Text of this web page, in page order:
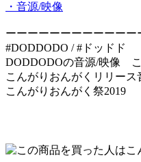
・音源/映像
ーーーーーーーーーーーー
#DODDODO / #ドッドド
DODDODOの音源/映像
こんがりおんがくリリース
こんがりおんがく祭2019